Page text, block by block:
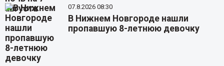
07.8.2026 08:30
В Нижнем Новгороде нашли
пропавшую 8-летнюю девочку